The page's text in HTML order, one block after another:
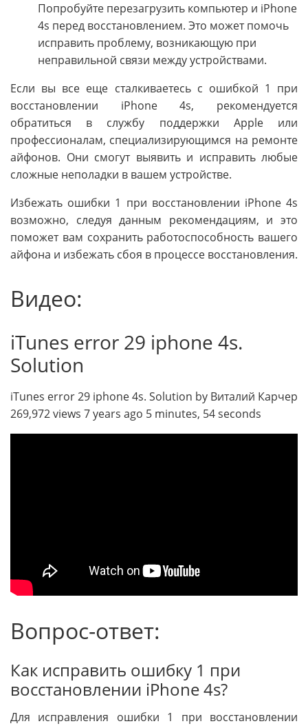
Попробуйте перезагрузить компьютер и iPhone
4s перед восстановлением. Это может помочь
исправить проблему, возникающую при
неправильной связи между устройствами.
Если вы все еще сталкиваетесь с ошибкой 1 при
восстановлении iPhone 4s, рекомендуется
обратиться в службу поддержки Apple или
профессионалам, специализирующимся на ремонте
айфонов. Они смогут выявить и исправить любые
сложные неполадки в вашем устройстве.
Избежать ошибки 1 при восстановлении iPhone 4s
возможно, следуя данным рекомендациям, и это
поможет вам сохранить работоспособность вашего
айфона и избежать сбоя в процессе восстановления.
Видео:
iTunes error 29 iphone 4s.
Solution
iTunes error 29 iphone 4s. Solution by Виталий Карчер
269,972 views 7 years ago 5 minutes, 54 seconds
Вопрос-ответ:
Как исправить ошибку 1 при
восстановлении iPhone 4s?
Для исправления ошибки 1 при восстановлении